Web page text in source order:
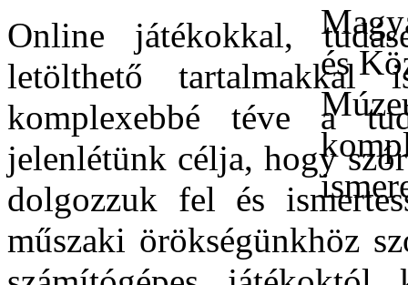
Online játékokkal,
letölthető tartalmakkal
komplexebbé téve a
jelenlétünk célja, hogy
dolgozzuk fel és
műszaki örökségünkhöz